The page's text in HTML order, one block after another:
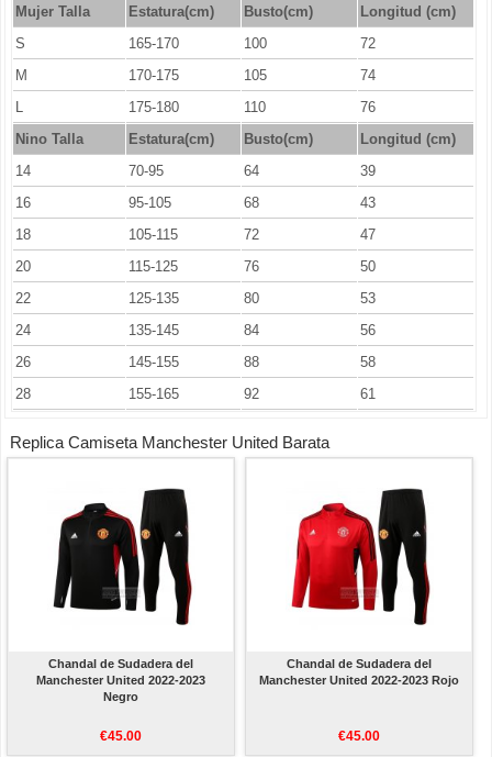
Mujer Talla Estatura(cm) Busto(cm)
Longitud (cm)
S
165-170 100
72
M
170-175 105
74
L
175-180 110
76
Nino Talla
Estatura(cm) Busto(cm)
Longitud (cm)
14
70-95 64
39
16
95-105 68
43
18
105-115 72
47
20
115-125 76
50
22
125-135 80
53
24
135-145 84
56
26
145-155 88
58
28
155-165 92 61
Replica Camiseta Manchester United Barata
Chandal de Sudadera del
Manchester United 2022-2023
Negro
€45.00
Chandal de Sudadera del
Manchester United 2022-2023 Rojo
€45.00